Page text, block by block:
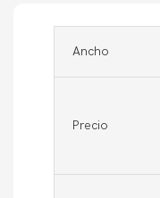
Ancho
Precio